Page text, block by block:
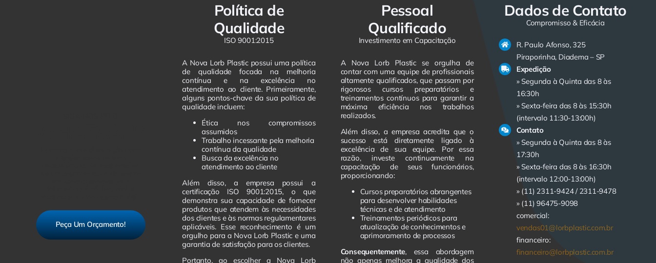
Peça Um Orçamento!
Política de
Qualidade
ISO 9001:2015
A Nova Lorb Plastic possui uma política
de qualidade focada na melhoria
contínua e na excelência no
atendimento ao cliente. Primeiramente,
alguns pontos-chave da sua política de
qualidade incluem:
Ética nos compromissos
assumidos
Trabalho incessante pela melhoria
contínua da qualidade
Busca da excelência no
atendimento ao cliente
Além disso, a empresa possui a
certificação ISO 9001:2015, o que
demonstra sua capacidade de fornecer
produtos que atendem às necessidades
dos clientes e às normas regulamentares
aplicáveis. Esse reconhecimento é um
orgulho para a Nova Lorb Plastic e uma
garantia de satisfação para os clientes.
Portanto, ao escolher a Nova Lorb
Pessoal
Qualificado
Investimento em Capacitação
A Nova Lorb Plastic se orgulha de
contar com uma equipe de profissionais
altamente qualificados, que passam por
rigorosos cursos preparatórios e
treinamentos contínuos para garantir a
máxima eficiência nos trabalhos
realizados.
Além disso, a empresa acredita que o
sucesso está diretamente ligado à
excelência de sua equipe. Por essa
razão, investe continuamente na
capacitação de seus funcionários,
proporcionando:
Cursos preparatórios abrangentes
para desenvolver habilidades
técnicas e de atendimento
Treinamentos periódicos para
atualização de conhecimentos e
aprimoramento de processos
Consequentemente, essa abordagem
não apenas melhora a qualidade dos
Dados de Contato
Compromisso & Eficácia
R. Paulo Afonso, 325
Piraporinha, Diadema – SP
Expedição
» Segunda à Quinta das 8 às
16:30h
» Sexta-feira das 8 às 15:30h
(intervalo 11:30-13:00h)
Contato
» Segunda à Quinta das 8 às
17:30h
» Sexta-feira das 8 às 16:30h
(intervalo 12:00-13:00h)
» (11) 2311-9424 / 2311-9478
» (11) 96475-9098
comercial:
vendas01@lorbplastic.com.br
financeiro:
financeiro@lorbplastic.com.br